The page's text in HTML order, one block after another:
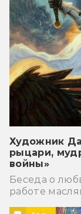
Художник
рыцари,
войны»
Беседа о
работе